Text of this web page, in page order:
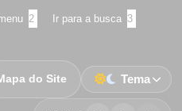
2 Ir para a busca 3
do Site Tema